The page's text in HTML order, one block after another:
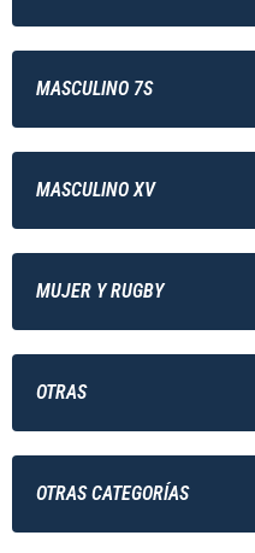
MASCULINO 7S
MASCULINO XV
MUJER Y RUGBY
OTRAS
OTRAS CATEGORÍAS